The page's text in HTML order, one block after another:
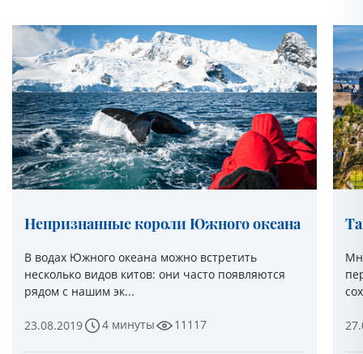
Непризнанные короли Южного океана
В водах Южного океана можно встретить
несколько видов китов: они часто появляются
рядом с нашим эк...
23.08.2019 4 минуты 11117